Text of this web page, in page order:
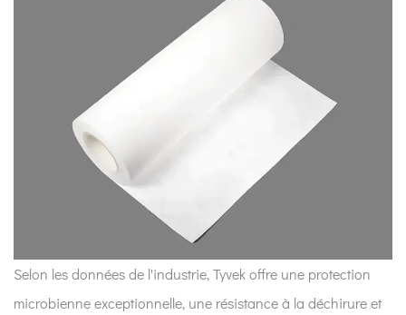
avantages
du
Service
Selon les données de l'industrie, Tyvek offre une protection
microbienne exceptionnelle, une résistance à la déchirure et